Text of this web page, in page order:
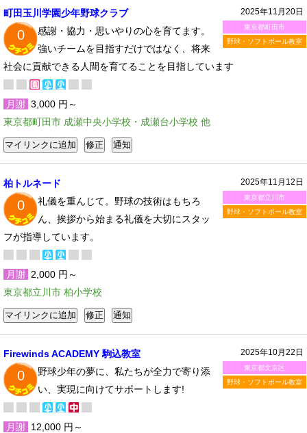
2025年11月20日
東京都町田市
野球・ソフトボール教室
町田玉川学園少年野球クラブ
0
感謝・協力・思いやりの心を育てます。
強いチームを目指すだけではなく、将来
社会に貢献できる人間を育てることを目指しています
月謝 3,000 円～
東京都町田市 成瀬中央小学校・成瀬台小学校 他
2025年11月12日
東京都立川市
野球・ソフトボール教室
柏トルネード
0
礼儀を重んじて。野球の技術はもちろ
ん、挨拶から始まる礼儀を大切にスタッ
フが指導しています。
月謝 2,000 円～
東京都立川市 柏小学校
2025年10月22日
東京都文京区
野球・ソフトボール教室
Firewinds ACADEMY 駒込教室
0
野球少年の夢に、私たちが全力で寄り添
い、実現に向けてサポートします!
月謝 12,000 円～